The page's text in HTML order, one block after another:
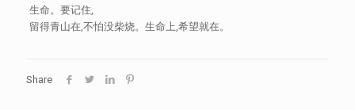
生命。要记住,
留得青山在,不怕没柴烧。生命上,希望就在。
Share